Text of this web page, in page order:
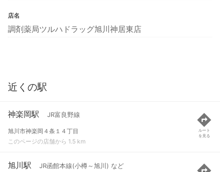
店名
調剤薬局ツルハドラッグ旭川神居東店
近くの駅
神楽岡駅 JR富良野線
旭川市神楽岡４条１４丁目
このページの店舗から 1.5 km
ルート
を見る
旭川駅 JR函館本線(小樽～旭川) など